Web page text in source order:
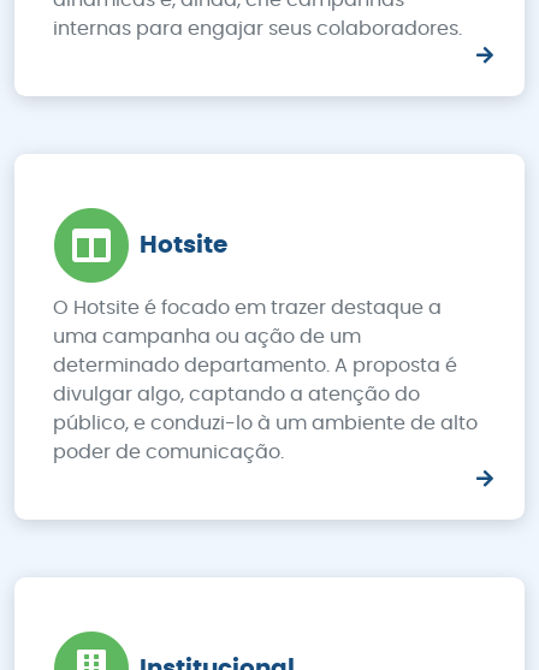
internas para engajar seus colaboradores.
Hotsite
O Hotsite é focado em trazer destaque a
uma campanha ou ação de um
determinado departamento. A proposta é
divulgar algo, captando a atenção do
público, e conduzi-lo à um ambiente de alto
poder de comunicação.